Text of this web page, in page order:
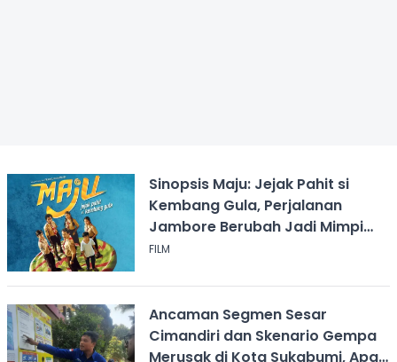
Sinopsis Maju: Jejak Pahit si
Kembang Gula, Perjalanan
Jambore Berubah Jadi Mimpi
Buruk
FILM
Ancaman Segmen Sesar
Cimandiri dan Skenario Gempa
Merusak di Kota Sukabumi, Apa